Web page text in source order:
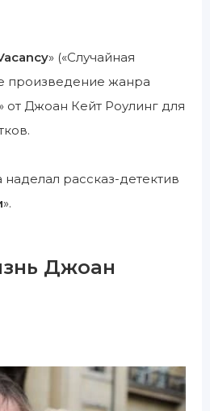
» («Случайная
произведение жанра
от Джоан Кейт Роулинг для
рассказ-детектив
».
Джоан